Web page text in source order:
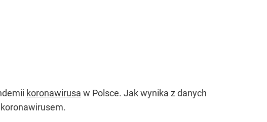
koronawirusa w Polsce. Jak wynika z danych